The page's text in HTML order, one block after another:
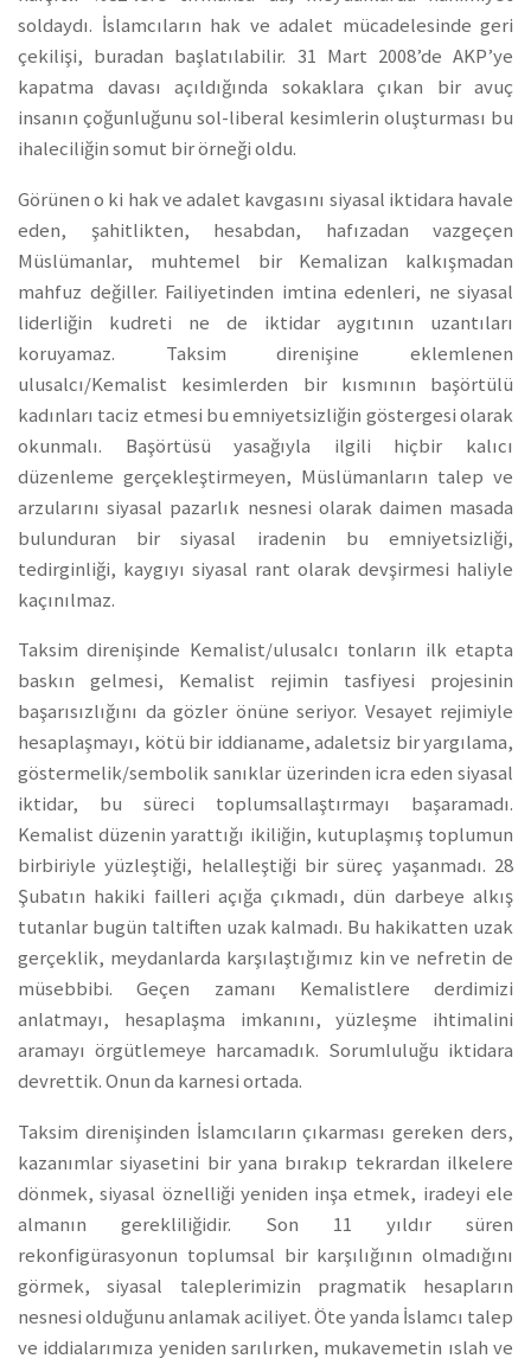
soldaydı. İslamcıların hak ve adalet mücadelesinde geri
çekilişi, buradan başlatılabilir. 31 Mart 2008’de AKP’ye
kapatma davası açıldığında sokaklara çıkan bir avuç
insanın çoğunluğunu sol-liberal kesimlerin oluşturması bu
ihaleciliğin somut bir örneği oldu.
Görünen o ki hak ve adalet kavgasını siyasal iktidara havale
eden, şahitlikten, hesabdan, hafızadan vazgeçen
Müslümanlar, muhtemel bir Kemalizan kalkışmadan
mahfuz değiller. Failiyetinden imtina edenleri, ne siyasal
liderliğin kudreti ne de iktidar aygıtının uzantıları
koruyamaz. Taksim direnişine eklemlenen
ulusalcı/Kemalist kesimlerden bir kısmının başörtülü
kadınları taciz etmesi bu emniyetsizliğin göstergesi olarak
okunmalı. Başörtüsü yasağıyla ilgili hiçbir kalıcı
düzenleme gerçekleştirmeyen, Müslümanların talep ve
arzularını siyasal pazarlık nesnesi olarak daimen masada
bulunduran bir siyasal iradenin bu emniyetsizliği,
tedirginliği, kaygıyı siyasal rant olarak devşirmesi haliyle
kaçınılmaz.
Taksim direnişinde Kemalist/ulusalcı tonların ilk etapta
baskın gelmesi, Kemalist rejimin tasfiyesi projesinin
başarısızlığını da gözler önüne seriyor. Vesayet rejimiyle
hesaplaşmayı, kötü bir iddianame, adaletsiz bir yargılama,
göstermelik/sembolik sanıklar üzerinden icra eden siyasal
iktidar, bu süreci toplumsallaştırmayı başaramadı.
Kemalist düzenin yarattığı ikiliğin, kutuplaşmış toplumun
birbiriyle yüzleştiği, helalleştiği bir süreç yaşanmadı. 28
Şubatın hakiki failleri açığa çıkmadı, dün darbeye alkış
tutanlar bugün taltiften uzak kalmadı. Bu hakikatten uzak
gerçeklik, meydanlarda karşılaştığımız kin ve nefretin de
müsebbibi. Geçen zamanı Kemalistlere derdimizi
anlatmayı, hesaplaşma imkanını, yüzleşme ihtimalini
aramayı örgütlemeye harcamadık. Sorumluluğu iktidara
devrettik. Onun da karnesi ortada.
Taksim direnişinden İslamcıların çıkarması gereken ders,
kazanımlar siyasetini bir yana bırakıp tekrardan ilkelere
dönmek, siyasal öznelliği yeniden inşa etmek, iradeyi ele
almanın gerekliliğidir. Son 11 yıldır süren
rekonfigürasyonun toplumsal bir karşılığının olmadığını
görmek, siyasal taleplerimizin pragmatik hesapların
nesnesi olduğunu anlamak aciliyet. Öte yanda İslamcı talep
ve iddialarımıza yeniden sarılırken, mukavemetin ıslah ve